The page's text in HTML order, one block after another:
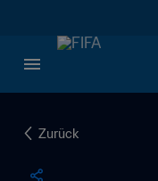
Zurück